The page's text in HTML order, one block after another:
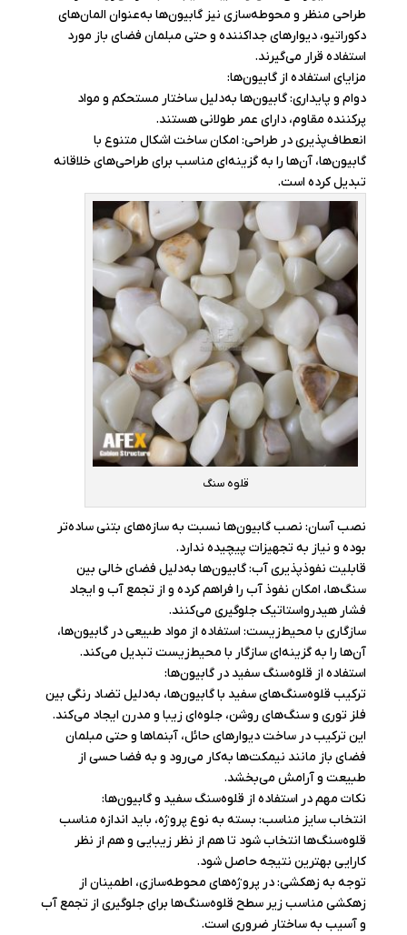
طراحی منظر و محوطه‌سازی نیز گابیون‌ها به‌عنوان المان‌های
دکوراتیو، دیوارهای جداکننده و حتی مبلمان فضای باز مورد
استفاده قرار می‌گیرند.
مزایای استفاده از گابیون‌ها:
دوام و پایداری: گابیون‌ها به‌دلیل ساختار مستحکم و مواد
پرکننده مقاوم، دارای عمر طولانی هستند.
انعطاف‌پذیری در طراحی: امکان ساخت اشکال متنوع با
گابیون‌ها، آن‌ها را به گزینه‌ای مناسب برای طراحی‌های خلاقانه
تبدیل کرده است.
قلوه سنگ
نصب آسان: نصب گابیون‌ها نسبت به سازه‌های بتنی ساده‌تر
بوده و نیاز به تجهیزات پیچیده ندارد.
قابلیت نفوذپذیری آب: گابیون‌ها به‌دلیل فضای خالی بین
سنگ‌ها، امکان نفوذ آب را فراهم کرده و از تجمع آب و ایجاد
فشار هیدرواستاتیک جلوگیری می‌کنند.
سازگاری با محیط‌زیست: استفاده از مواد طبیعی در گابیون‌ها،
آن‌ها را به گزینه‌ای سازگار با محیط‌زیست تبدیل می‌کند.
استفاده از قلوه‌سنگ سفید در گابیون‌ها:
ترکیب قلوه‌سنگ‌های سفید با گابیون‌ها، به‌دلیل تضاد رنگی بین
فلز توری و سنگ‌های روشن، جلوه‌ای زیبا و مدرن ایجاد می‌کند.
این ترکیب در ساخت دیوارهای حائل، آبنماها و حتی مبلمان
فضای باز مانند نیمکت‌ها به‌کار می‌رود و به فضا حسی از
طبیعت و آرامش می‌بخشد.
نکات مهم در استفاده از قلوه‌سنگ سفید و گابیون‌ها:
انتخاب سایز مناسب: بسته به نوع پروژه، باید اندازه مناسب
قلوه‌سنگ‌ها انتخاب شود تا هم از نظر زیبایی و هم از نظر
کارایی بهترین نتیجه حاصل شود.
توجه به زهکشی: در پروژه‌های محوطه‌سازی، اطمینان از
زهکشی مناسب زیر سطح قلوه‌سنگ‌ها برای جلوگیری از تجمع آب
و آسیب به ساختار ضروری است.